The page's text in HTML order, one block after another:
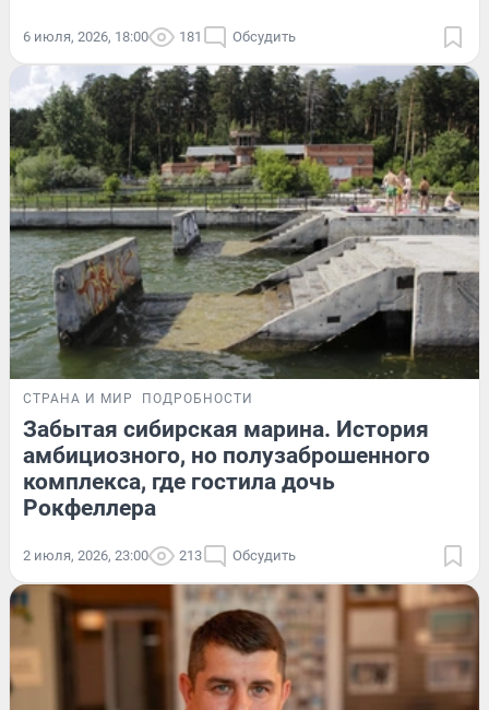
6 июля, 2026, 18:00 181 Обсудить
СТРАНА И МИР ПОДРОБНОСТИ
Забытая сибирская марина. История
амбициозного, но полузаброшенного
комплекса, где гостила дочь
Рокфеллера
2 июля, 2026, 23:00 213 Обсудить